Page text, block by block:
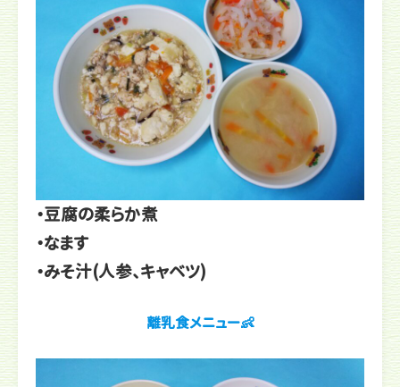
・豆腐の柔らか煮
・なます
・みそ汁(人参、キャベツ)
離乳食メニュー👶